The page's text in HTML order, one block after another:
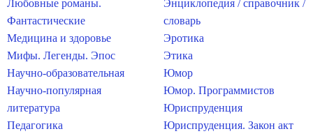
Любовные романы.
Фантастические
Медицина и здоровье
Мифы. Легенды. Эпос
Научно-образовательная
Научно-популярная
литература
Педагогика
Энциклопедия / справочник /
словарь
Эротика
Этика
Юмор
Юмор. Программистов
Юриспруденция
Юриспруденция. Закон акт